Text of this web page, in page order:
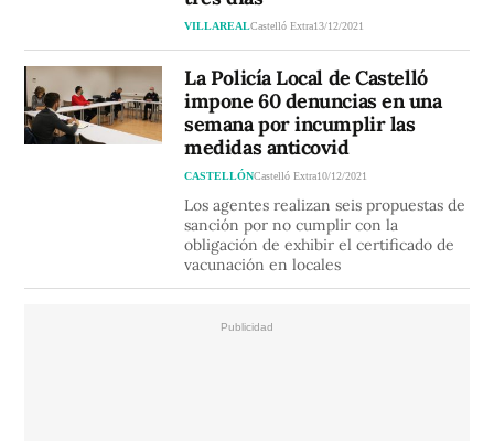
VILLAREALCastelló Extra13/12/2021
La Policía Local de Castelló
impone 60 denuncias en una
semana por incumplir las
medidas anticovid
CASTELLÓNCastelló Extra10/12/2021
Los agentes realizan seis propuestas de
sanción por no cumplir con la
obligación de exhibir el certificado de
vacunación en locales